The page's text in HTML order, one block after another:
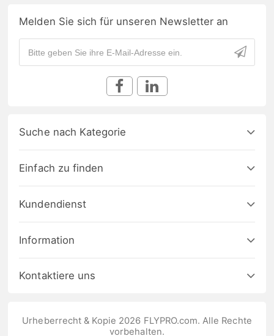
Melden Sie sich für unseren Newsletter an
Suche nach Kategorie
Einfach zu finden
Kundendienst
Information
Kontaktiere uns
Urheberrecht & Kopie 2026 FLYPRO.com. Alle Rechte
vorbehalten.